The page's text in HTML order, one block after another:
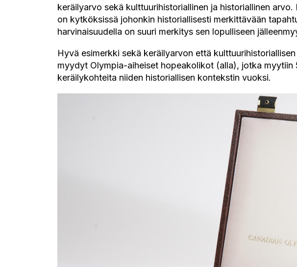
keräilyarvo sekä kulttuurihistoriallinen ja historiallinen
on kytköksissä johonkin historiallisesti merkittävään
harvinaisuudella on suuri merkitys sen lopulliseen
Hyvä esimerkki sekä keräilyarvon että
myydyt Olympia-aiheiset hopeakolikot (alla), jotka myytiin
keräilykohteita niiden historiallisen kontekstin vuoksi.